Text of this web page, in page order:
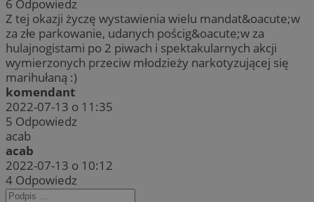
6 Odpowiedz
Z tej okazji życzę wystawienia wielu mandat&oacute;w
za złe parkowanie, udanych pościg&oacute;w za
hulajnogistami po 2 piwach i spektakularnych akcji
wymierzonych przeciw młodzieży narkotyzującej się
marihułaną :)
komendant
2022-07-13 o 11:35
5 Odpowiedz
acab
acab
2022-07-13 o 10:12
4 Odpowiedz